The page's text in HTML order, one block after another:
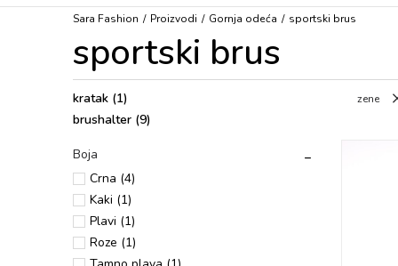
Sara Fashion Proizvodi Gоrnja оdеća spоrtski brus
spоrtski brus
kratak (1)
brushalter (9)
Boja
Crna (4)
Kaki (1)
Plavi (1)
Rоzе (1)
zene